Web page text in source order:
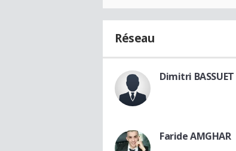
Réseau
Dimitri BASSUET
Faride AMGHAR